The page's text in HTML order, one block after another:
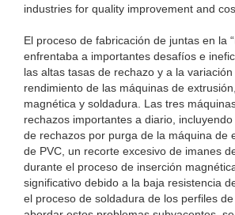
industries for quality improvement and
El proceso de fabricación de juntas en la
enfrentaba a importantes desafíos e
las altas tasas de rechazo y a la
rendimiento de las máquinas de
magnética y soldadura. Las tres
rechazos importantes a diario,
de rechazos por purga de la máquina de
de PVC, un recorte excesivo de imanes
durante el proceso de inserción
significativo debido a la baja resistencia
el proceso de soldadura de los perfiles de